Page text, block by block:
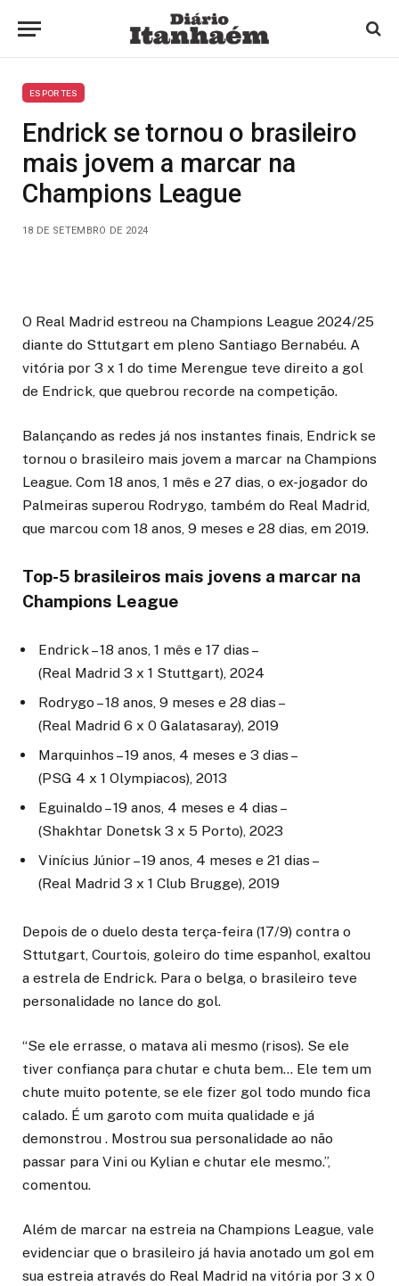
ESPORTES
Endrick se tornou o brasileiro
mais jovem a marcar na
Champions League
18 DE SETEMBRO DE 2024
O Real Madrid estreou na Champions League 2024/25
diante do Sttutgart em pleno Santiago Bernabéu. A
vitória por 3 x 1 do time Merengue teve direito a gol
de Endrick, que quebrou recorde na competição.
Balançando as redes já nos instantes finais, Endrick se
tornou o brasileiro mais jovem a marcar na Champions
League. Com 18 anos, 1 mês e 27 dias, o ex-jogador do
Palmeiras superou Rodrygo, também do Real Madrid,
que marcou com 18 anos, 9 meses e 28 dias, em 2019.
Top-5 brasileiros mais jovens a marcar na
Champions League
Endrick – 18 anos, 1 mês e 17 dias –
(Real Madrid 3 x 1 Stuttgart), 2024
Rodrygo – 18 anos, 9 meses e 28 dias –
(Real Madrid 6 x 0 Galatasaray), 2019
Marquinhos – 19 anos, 4 meses e 3 dias –
(PSG 4 x 1 Olympiacos), 2013
Eguinaldo – 19 anos, 4 meses e 4 dias –
(Shakhtar Donetsk 3 x 5 Porto), 2023
Vinícius Júnior – 19 anos, 4 meses e 21 dias –
(Real Madrid 3 x 1 Club Brugge), 2019
Depois de o duelo desta terça-feira (17/9) contra o
Sttutgart, Courtois, goleiro do time espanhol, exaltou
a estrela de Endrick. Para o belga, o brasileiro teve
personalidade no lance do gol.
“Se ele errasse, o matava ali mesmo (risos). Se ele
tiver confiança para chutar e chuta bem… Ele tem um
chute muito potente, se ele fizer gol todo mundo fica
calado. É um garoto com muita qualidade e já
demonstrou . Mostrou sua personalidade ao não
passar para Vini ou Kylian e chutar ele mesmo.”,
comentou.
Além de marcar na estreia na Champions League, vale
evidenciar que o brasileiro já havia anotado um gol em
sua estreia através do Real Madrid na vitória por 3 x 0